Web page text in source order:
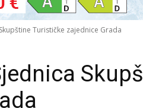
Turističke zajednice Grada